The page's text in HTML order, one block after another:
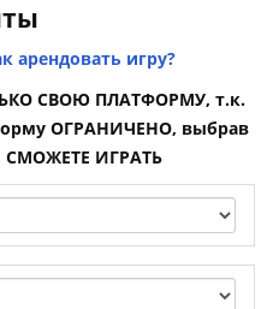
арендовать игру?
СВОЮ ПЛАТФОРМУ, т.к.
ОГРАНИЧЕНО, выбрав
СМОЖЕТЕ ИГРАТЬ